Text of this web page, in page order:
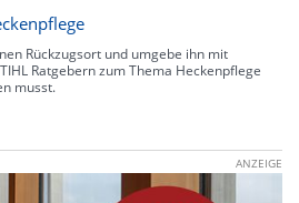
Rückzugsort und umgebe ihn mit
Ratgebern zum Thema Heckenpflege
musst.
ANZEIGE